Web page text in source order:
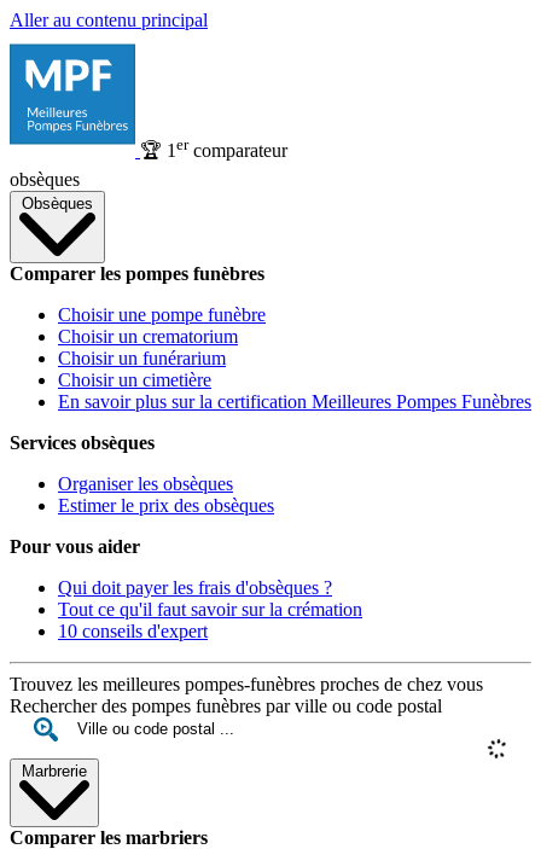
Aller au contenu principal
🏆 1 ercomparateur
obsèques
Obsèques
Comparer les pompes funèbres
Choisir une pompe funèbre
Choisir un crematorium
Choisir un funérarium
Choisir un cimetière
En savoir plus sur la certification Meilleures Pompes Funèbres
Services obsèques
Organiser les obsèques
Estimer le prix des obsèques
Pour vous aider
Qui doit payer les frais d'obsèques ?
Tout ce qu'il faut savoir sur la crémation
10 conseils d'expert
Trouvez les meilleures pompes-funèbres proches de chez vous
Rechercher des pompes funèbres par ville ou code postal
Marbrerie
Comparer les marbriers